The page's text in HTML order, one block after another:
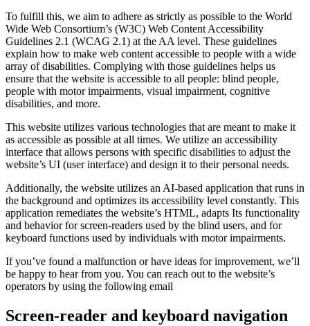
To fulfill this, we aim to adhere as strictly as possible to the World
Wide Web Consortium’s (W3C) Web Content Accessibility
Guidelines 2.1 (WCAG 2.1) at the AA level. These guidelines
explain how to make web content accessible to people with a wide
array of disabilities. Complying with those guidelines helps us
ensure that the website is accessible to all people: blind people,
people with motor impairments, visual impairment, cognitive
disabilities, and more.
This website utilizes various technologies that are meant to make it
as accessible as possible at all times. We utilize an accessibility
interface that allows persons with specific disabilities to adjust the
website’s UI (user interface) and design it to their personal needs.
Additionally, the website utilizes an AI-based application that runs in
the background and optimizes its accessibility level constantly. This
application remediates the website’s HTML, adapts Its functionality
and behavior for screen-readers used by the blind users, and for
keyboard functions used by individuals with motor impairments.
If you’ve found a malfunction or have ideas for improvement, we’ll
be happy to hear from you. You can reach out to the website’s
operators by using the following email
Screen-reader and keyboard navigation